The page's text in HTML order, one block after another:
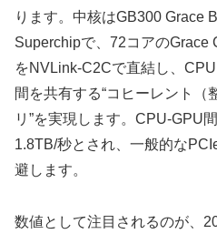
ります。中核はGB300 Grace
Superchipで、72コアのGrace
をNVLink-C2Cで直結し、
間を共有する“コヒーレント（
リ”を実現します。CPU-GPU
1.8TB/秒とされ、一般的な
避します。
数値として注目されるのが、